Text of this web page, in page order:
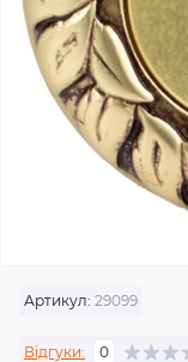
Артикул: 29099
Відгуки: 0